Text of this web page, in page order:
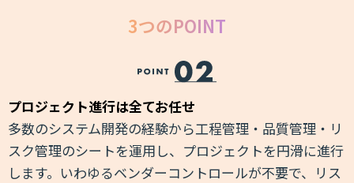
3つのPOINT
プロジェクト進行は全てお任せ
多数のシステム開発の経験から工程管理・品質管理・リ
スク管理のシートを運用し、プロジェクトを円滑に進行
します。いわゆるベンダーコントロールが不要で、リス